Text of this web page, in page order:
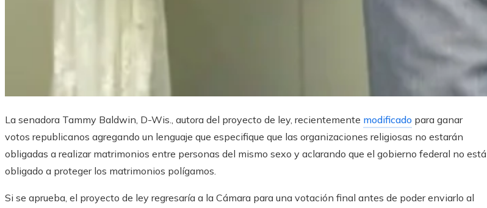
La senadora Tammy Baldwin, D-Wis., autora del proyecto de ley, recientemente modificado para ganar
votos republicanos agregando un lenguaje que especifique que las organizaciones religiosas no estarán
obligadas a realizar matrimonios entre personas del mismo sexo y aclarando que el gobierno federal no está
obligado a proteger los matrimonios polígamos.
Si se aprueba, el proyecto de ley regresaría a la Cámara para una votación final antes de poder enviarlo al